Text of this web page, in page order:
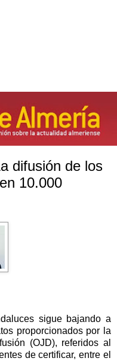
difusión de los
10.000
sigue bajando a
proporcionados por la
(OJD), referidos al
de certificar, entre el